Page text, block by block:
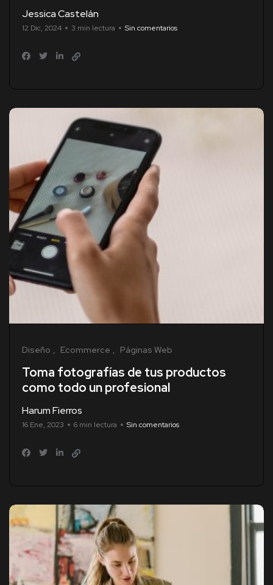
Jessica Castelán
12 Dic, 2024 3 min lectura Sin comentarios
Diseño Ecommerce Páginas Web
Toma fotografías de tus productos
como todo un profesional
Harum Fierros
16 Ene, 2023 6 min lectura Sin comentarios